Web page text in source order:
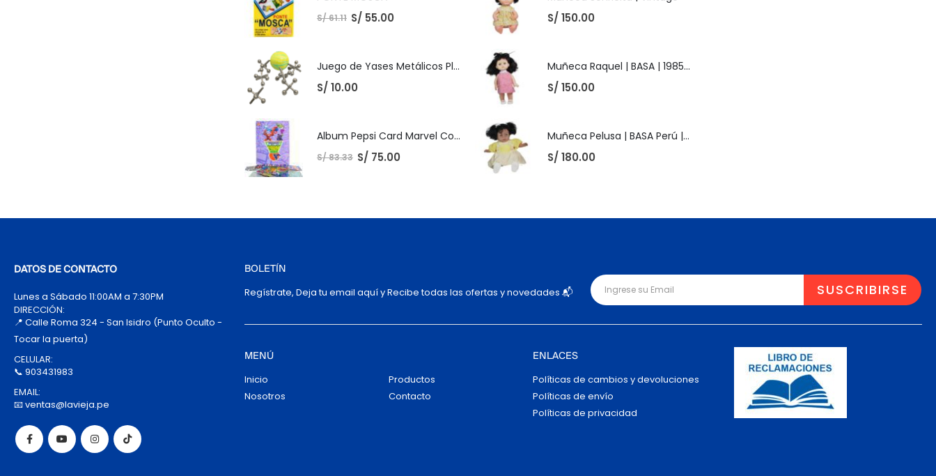
S/61.11 S/ 55.00
Juego de Yases Metálicos Plomos 6 Unidades + Pelota de Goma (En Bolsita Lista para Regalar)
S/ 10.00
Album Pepsi Card Marvel Completo
S/83.33 S/ 75.00
S/ 150.00
Muñeca Raquel | BASA | 1985 | Vintage
S/ 150.00
Muñeca Pelusa | BASA Perú | Años 80 | Original
S/ 180.00
DATOS DE CONTACTO
Lunes a Sábado 11:00AM a 7:30PM
DIRECCIÓN:
📍 Calle Roma 324 - San Isidro (Punto Oculto -
Tocar la puerta)
CELULAR:
📞 903431983
EMAIL:
📧 ventas@lavieja.pe
BOLETÍN
Regístrate, Deja tu email aquí y Recibe todas las ofertas y novedades 📬
MENÚ
Inicio
Nosotros
Productos
Contacto
ENLACES
Políticas de cambios y devoluciones
Políticas de envío
Políticas de privacidad